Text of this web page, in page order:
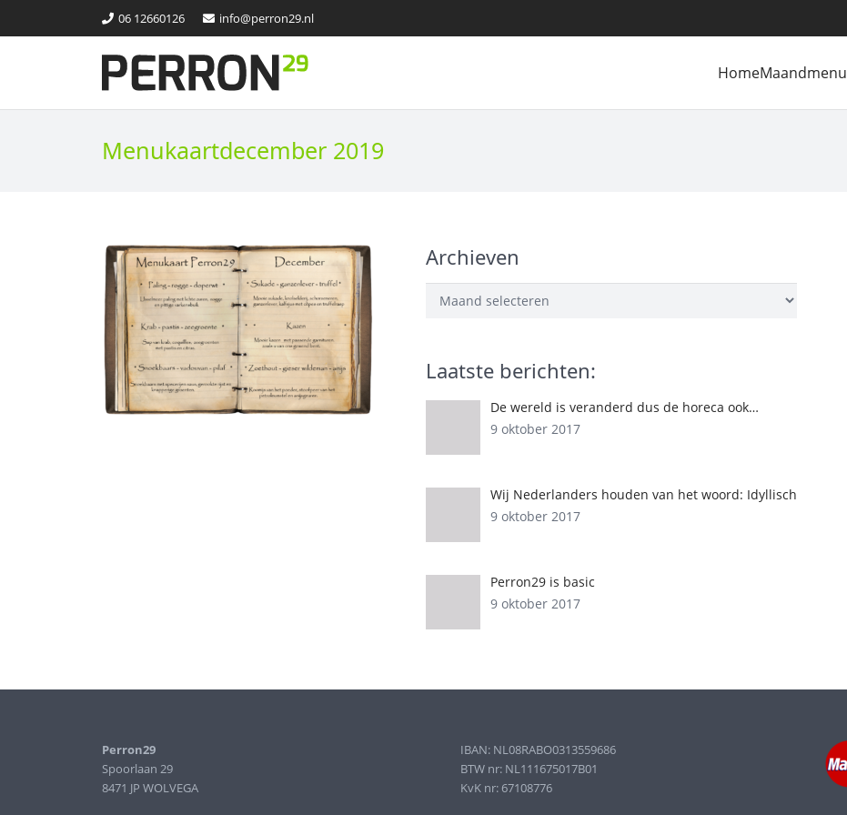
06 12660126 info@perron29.nl
HomeMaandmenu
Menukaartdecember 2019
Archieven
Archieven
Laatste berichten:
De wereld is veranderd dus de horeca ook…
9 oktober 2017
Wij Nederlanders houden van het woord: Idyllisch
9 oktober 2017
Perron29 is basic
9 oktober 2017
Perron29
Spoorlaan 29
8471 JP WOLVEGA
IBAN: NL08RABO0313559686
BTW nr: NL111675017B01
KvK nr: 67108776